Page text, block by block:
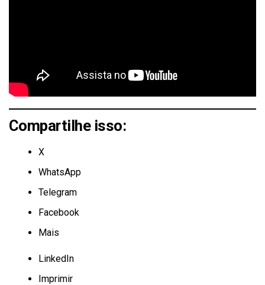
Compartilhe isso:
X
WhatsApp
Telegram
Facebook
Mais
LinkedIn
Imprimir